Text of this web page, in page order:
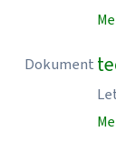
Dokument